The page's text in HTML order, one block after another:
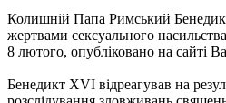
Колишній Папа Римський
жертвами сексуального
8 лютого, опубліковано на сайті
Бенедикт XVI відреагував на